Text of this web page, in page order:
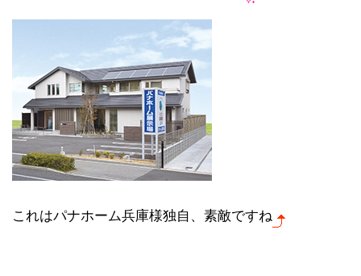
これはパナホーム兵庫様独自、素敵ですね